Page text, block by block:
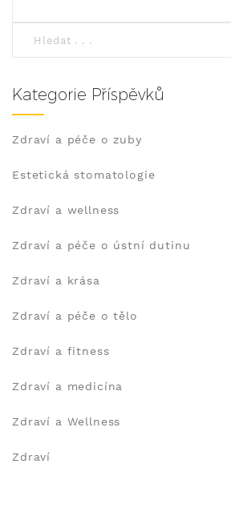
Kategorie Příspěvků
Zdraví a péče o zuby
Estetická stomatologie
Zdraví a wellness
Zdraví a péče o ústní dutinu
Zdraví a krása
Zdraví a péče o tělo
Zdraví a fitness
Zdraví a medicína
Zdraví a Wellness
Zdraví